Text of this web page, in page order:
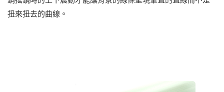
扭來扭去的曲線。